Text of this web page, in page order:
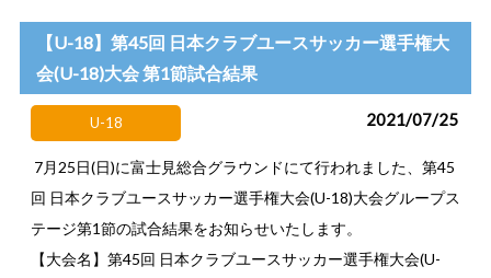
【U-18】第45回 日本クラブユースサッカー選手権大
会(U-18)大会 第1節試合結果
U-18 2021/07/25
7月25日(日)に富士見総合グラウンドにて行われました、第45
回 日本クラブユースサッカー選手権大会(U-18)大会グループス
テージ第1節の試合結果をお知らせいたします。
【大会名】第45回 日本クラブユースサッカー選手権大会(U-